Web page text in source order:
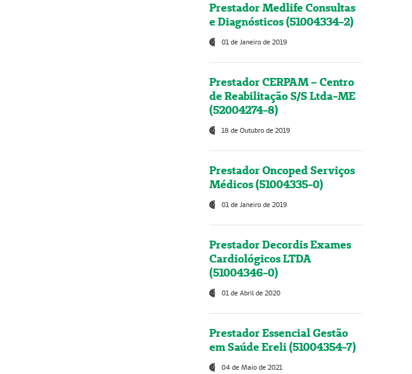
Prestador Medlife Consultas
e Diagnósticos (51004334-2)
01 de Janeiro de 2019
Prestador CERPAM – Centro
de Reabilitação S/S Ltda-ME
(52004274-8)
18 de Outubro de 2019
Prestador Oncoped Serviços
Médicos (51004335-0)
01 de Janeiro de 2019
Prestador Decordis Exames
Cardiológicos LTDA
(51004346-0)
01 de Abril de 2020
Prestador Essencial Gestão
em Saúde Ereli (51004354-7)
04 de Maio de 2021